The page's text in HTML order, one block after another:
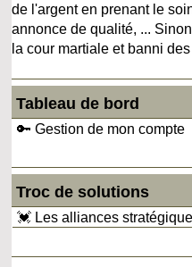
de l'argent en prenant le
annonce de qualité, ...
la cour martiale et banni
Tableau de bord
🔑 Gestion de mon compte
Troc de solutions
💓 Les alliances